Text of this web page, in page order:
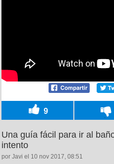
9
Una guía fácil para ir al
intento
por Javi el 10 nov 2017, 08:51